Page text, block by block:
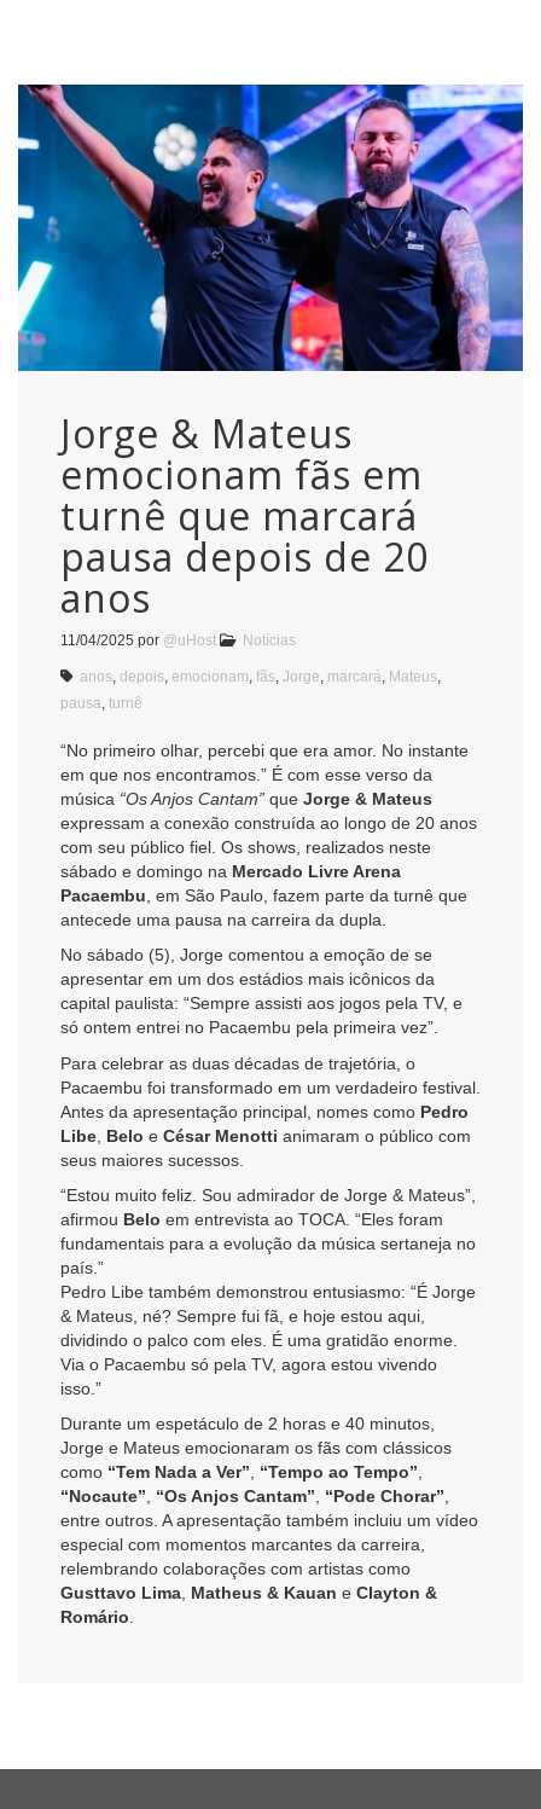
Jorge & Mateus
emocionam fãs em
turnê que marcará
pausa depois de 20
anos
11/04/2025 por @uHost Notícias
anos depois emocionam fãs Jorge marcará Mateus
pausa turnê
“No primeiro olhar, percebi que era amor. No instante
em que nos encontramos.” É com esse verso da
música “Os Anjos Cantam” que Jorge & Mateus
expressam a conexão construída ao longo de 20 anos
com seu público fiel. Os shows, realizados neste
sábado e domingo na Mercado Livre Arena
Pacaembu , em São Paulo, fazem parte da turnê que
antecede uma pausa na carreira da dupla.
No sábado (5), Jorge comentou a emoção de se
apresentar em um dos estádios mais icônicos da
capital paulista: “Sempre assisti aos jogos pela TV, e
só ontem entrei no Pacaembu pela primeira vez”.
Para celebrar as duas décadas de trajetória, o
Pacaembu foi transformado em um verdadeiro festival.
Antes da apresentação principal, nomes como Pedro
Libe Belo e César Menotti animaram o público com
seus maiores sucessos.
“Estou muito feliz. Sou admirador de Jorge & Mateus”,
afirmou Belo em entrevista ao TOCA. “Eles foram
fundamentais para a evolução da música sertaneja no
país.”
Pedro Libe também demonstrou entusiasmo: “É Jorge
& Mateus, né? Sempre fui fã, e hoje estou aqui,
dividindo o palco com eles. É uma gratidão enorme.
Via o Pacaembu só pela TV, agora estou vivendo
isso.”
Durante um espetáculo de 2 horas e 40 minutos,
Jorge e Mateus emocionaram os fãs com clássicos
como “Tem Nada a Ver”, “Tempo ao Tempo”,
“Nocaute”, “Os Anjos Cantam”, “Pode Chorar”,
entre outros. A apresentação também incluiu um vídeo
especial com momentos marcantes da carreira,
relembrando colaborações com artistas como
Gusttavo Lima, Matheus & Kauan e Clayton &
Romário.